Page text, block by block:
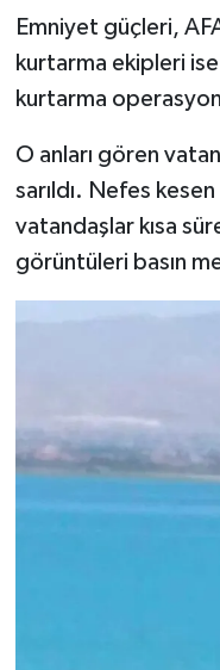
Emniyet güçleri,
kurtarma ekipleri
kurtarma
O anları gören
sarıldı. Nefes
vatandaşlar kısa
görüntüleri basın